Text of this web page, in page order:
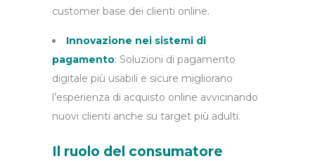
customer base dei clienti online.
Innovazione nei sistemi di
pagamento: Soluzioni di pagamento
digitale più usabili e sicure migliorano
l’esperienza di acquisto online avvicinando
nuovi clienti anche su target più adulti.
Il ruolo del consumatore